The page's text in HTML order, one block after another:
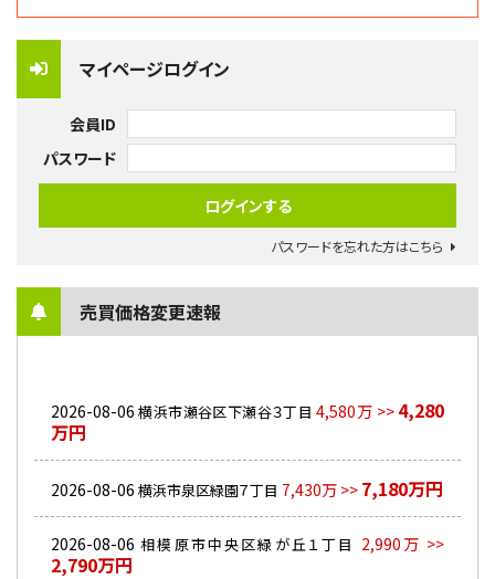
マイページログイン
会員ID
パスワード
パスワードを忘れた方はこちら
売買価格変更速報
2026-08-06 横浜市瀬谷区下瀬谷３丁目 4,580万 >> 4,280
万円
2026-08-06 横浜市泉区緑園７丁目 7,430万 >> 7,180万円
2026-08-06 相模原市中央区緑が丘１丁目 2,990万 >>
2,790万円